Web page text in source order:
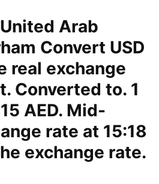
Arab
Convert USD
real exchange
Converted to. 1
AED. Mid-
rate at 15:18
exchange rate.